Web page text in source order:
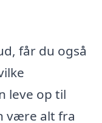
får du også
leve op til
være alt fra